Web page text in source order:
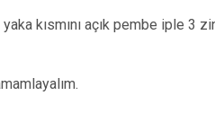
kısmını açık pembe iple 3